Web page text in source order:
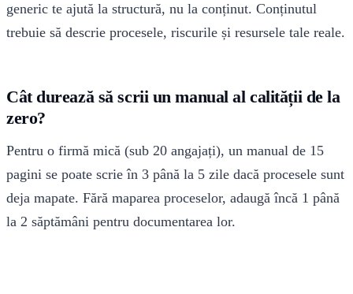
generic te ajută la structură, nu la conținut. Conținutul
trebuie să descrie procesele, riscurile și resursele tale reale.
Cât durează să scrii un manual al calității de la
zero?
Pentru o firmă mică (sub 20 angajați), un manual de 15
pagini se poate scrie în 3 până la 5 zile dacă procesele sunt
deja mapate. Fără maparea proceselor, adaugă încă 1 până
la 2 săptămâni pentru documentarea lor.